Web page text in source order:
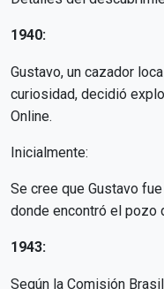
1940:
Gustavo, un cazador
curiosidad, decidió
Online.
Inicialmente:
Se cree que Gustavo
donde encontró el pozo
1943:
Según la Comisión